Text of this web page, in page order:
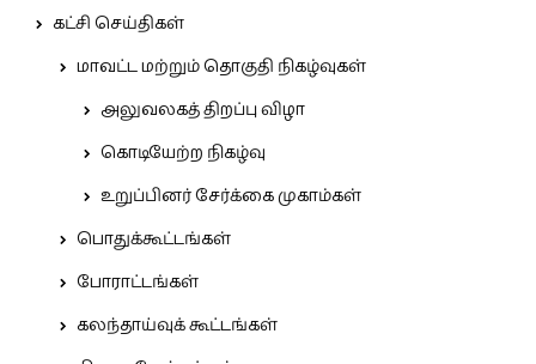
கட்சி செய்திகள்
மாவட்ட மற்றும் தொகுதி நிகழ்வுகள்
அலுவலகத் திறப்பு விழா
கொடியேற்ற நிகழ்வு
உறுப்பினர் சேர்க்கை முகாம்கள்
பொதுக்கூட்டங்கள்
போராட்டங்கள்
கலந்தாய்வுக் கூட்டங்கள்